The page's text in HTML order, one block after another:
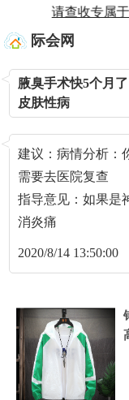
请查收专属于
际会网
<
腋臭手术快5个月
皮肤性病
<
建议：病情分析：
需要去医院复查
指导意见：如果是
消炎痛
2020/8/14 13:50:00